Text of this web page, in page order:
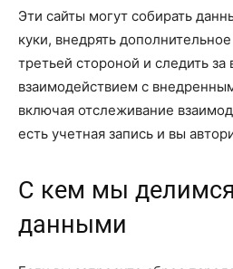
Эти сайты могут собирать
куки, внедрять
третьей стороной и следить за
взаимодействием с
включая отслеживание
есть учетная запись и вы
С кем мы
данными